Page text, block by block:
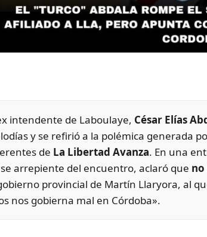
intendente de Laboulaye, César Elías
y se refirió a la polémica generada
de La Libertad Avanza. En una
arrepiente del encuentro, aclaró que
provincial de Martín Llaryora, al
nos gobierna mal en Córdoba».